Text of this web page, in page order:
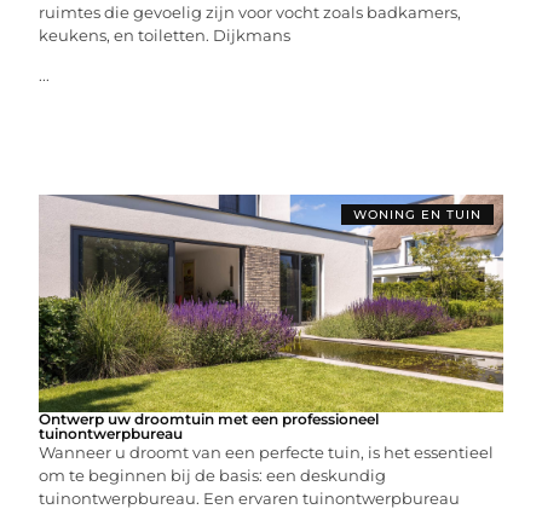
ruimtes die gevoelig zijn voor vocht zoals badkamers,
keukens, en toiletten. Dijkmans
...
WONING EN TUIN
Ontwerp uw droomtuin met een professioneel
tuinontwerpbureau
Wanneer u droomt van een perfecte tuin, is het essentieel
om te beginnen bij de basis: een deskundig
tuinontwerpbureau. Een ervaren tuinontwerpbureau